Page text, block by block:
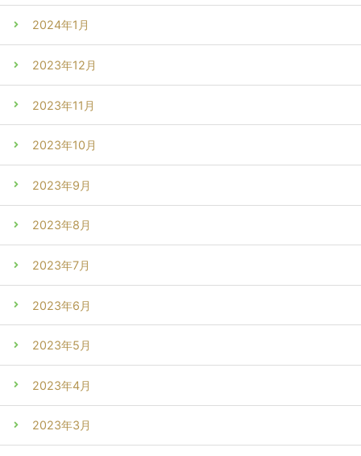
2024年1月
2023年12月
2023年11月
2023年10月
2023年9月
2023年8月
2023年7月
2023年6月
2023年5月
2023年4月
2023年3月